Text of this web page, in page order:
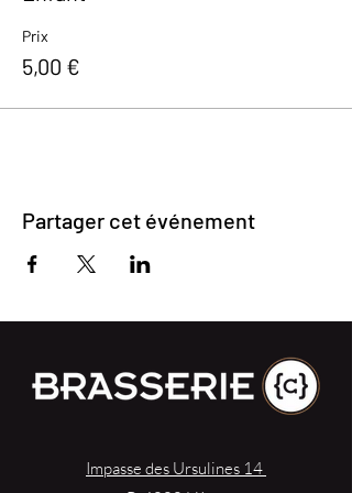
Prix
5,00 €
Partager cet événement
Impasse des Ursulines 14